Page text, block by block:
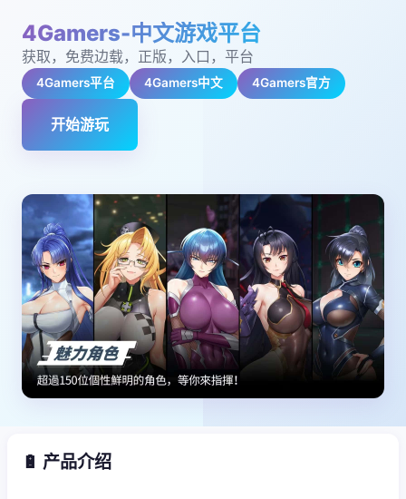
4Gamers-中文游戏平台
获取，免费边载，正版，入口，平台
4Gamers平台 4Gamers中文 4Gamers官方
开始游玩
🔋 产品介绍